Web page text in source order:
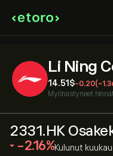
Li Ning
14.51‎$‎-0.20(-
Myöhästyneet
2331.HK
‎-2.16‎ Kulunut